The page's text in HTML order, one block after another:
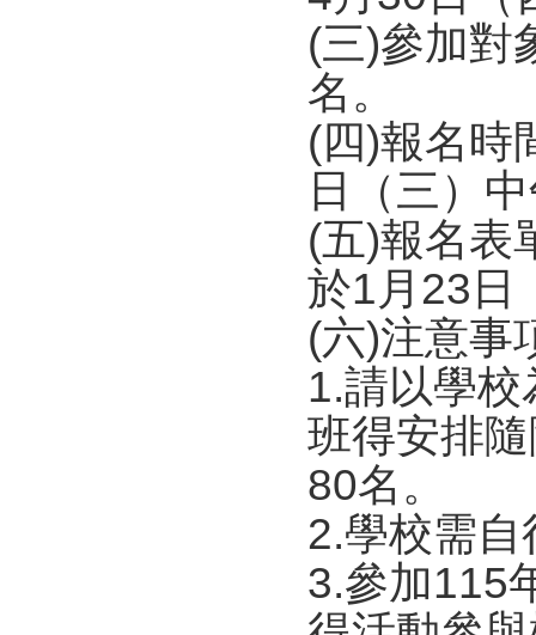
(三)參加對
名。
(四)報名時
日（三）
(五)報名表
於1月23日
(六)注意事
1.請以學
班得安排
80名。
2.學校需
3.參加115